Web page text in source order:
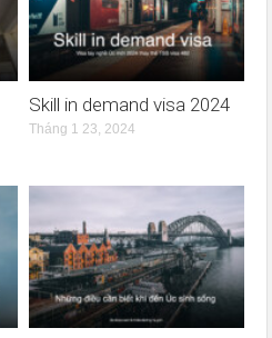
Skill in demand visa 2024
Tháng 1 23, 2024